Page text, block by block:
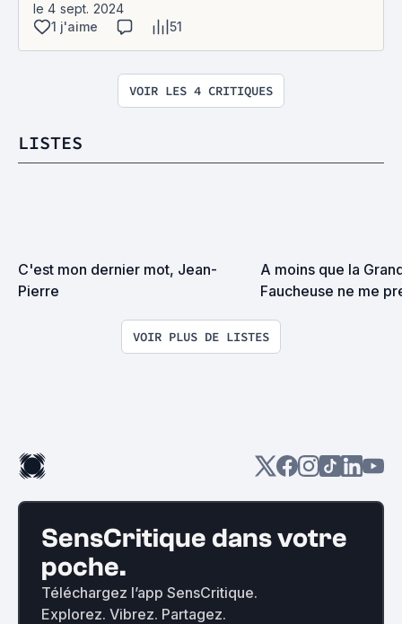
le 4 sept. 2024
1 j'aime
51
VOIR LES 4 CRITIQUES
LISTES
C'est mon dernier mot, Jean-
Pierre
A moins que la
Faucheuse ne me
VOIR PLUS DE LISTES
SensCritique dans votre
poche.
Téléchargez l’app SensCritique.
Explorez. Vibrez. Partagez.